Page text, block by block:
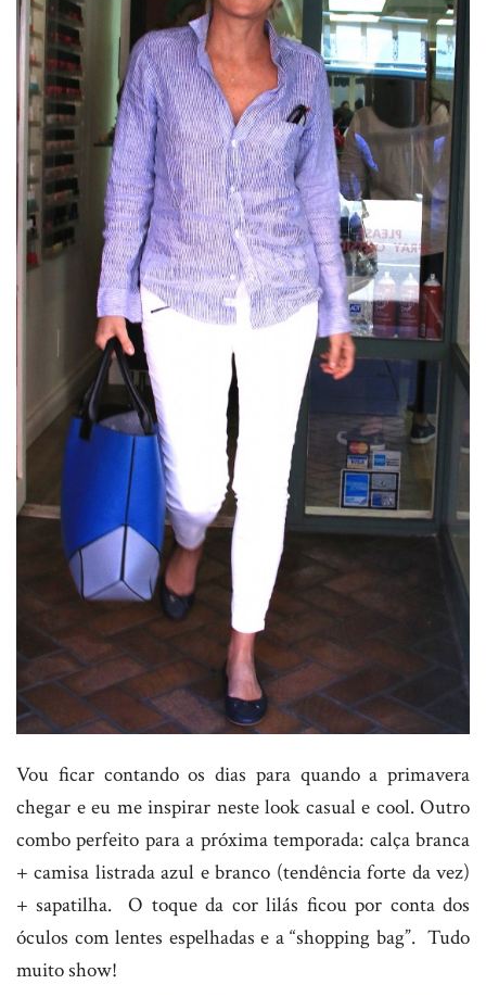
Vou ficar contando os dias para quando a primavera
chegar e eu me inspirar neste look casual e cool. Outro
combo perfeito para a próxima temporada: calça branca
+ camisa listrada azul e branco (tendência forte da vez)
+ sapatilha. O toque da cor lilás ficou por conta dos
óculos com lentes espelhadas e a “shopping bag”. Tudo
muito show!